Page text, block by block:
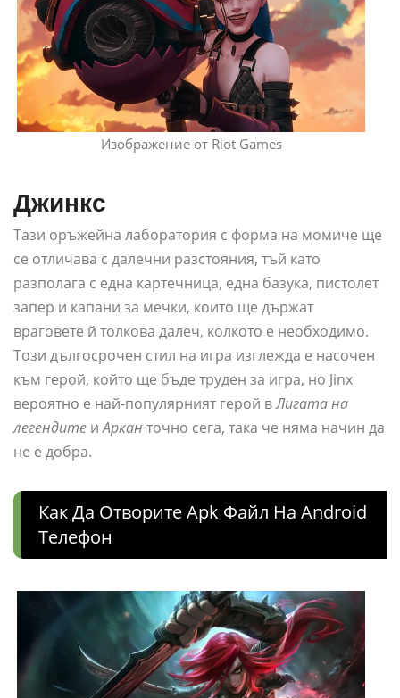
Изображение от Riot Games
Джинкс
Тази оръжейна лаборатория с форма на момиче ще
се отличава с далечни разстояния, тъй като
разполага с една картечница, една базука, пистолет
запер и капани за мечки, които ще държат
враговете й толкова далеч, колкото е необходимо.
Този дългосрочен стил на игра изглежда е насочен
към герой, който ще бъде труден за игра, но Jinx
вероятно е най-популярният герой вЛигата на
легендите иАркан точно сега, така че няма начин да
не е добра.
Как Да Отворите Apk Файл На Android
Телефон